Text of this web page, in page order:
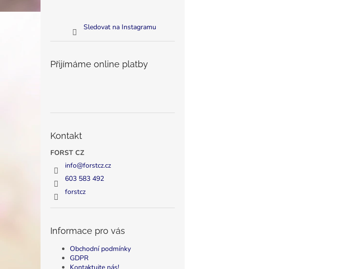
Sledovat na Instagramu
Přijímáme online platby
Kontakt
FORST CZ
info@forstcz.cz
603 583 492
forstcz
Informace pro vás
Obchodní podmínky
GDPR